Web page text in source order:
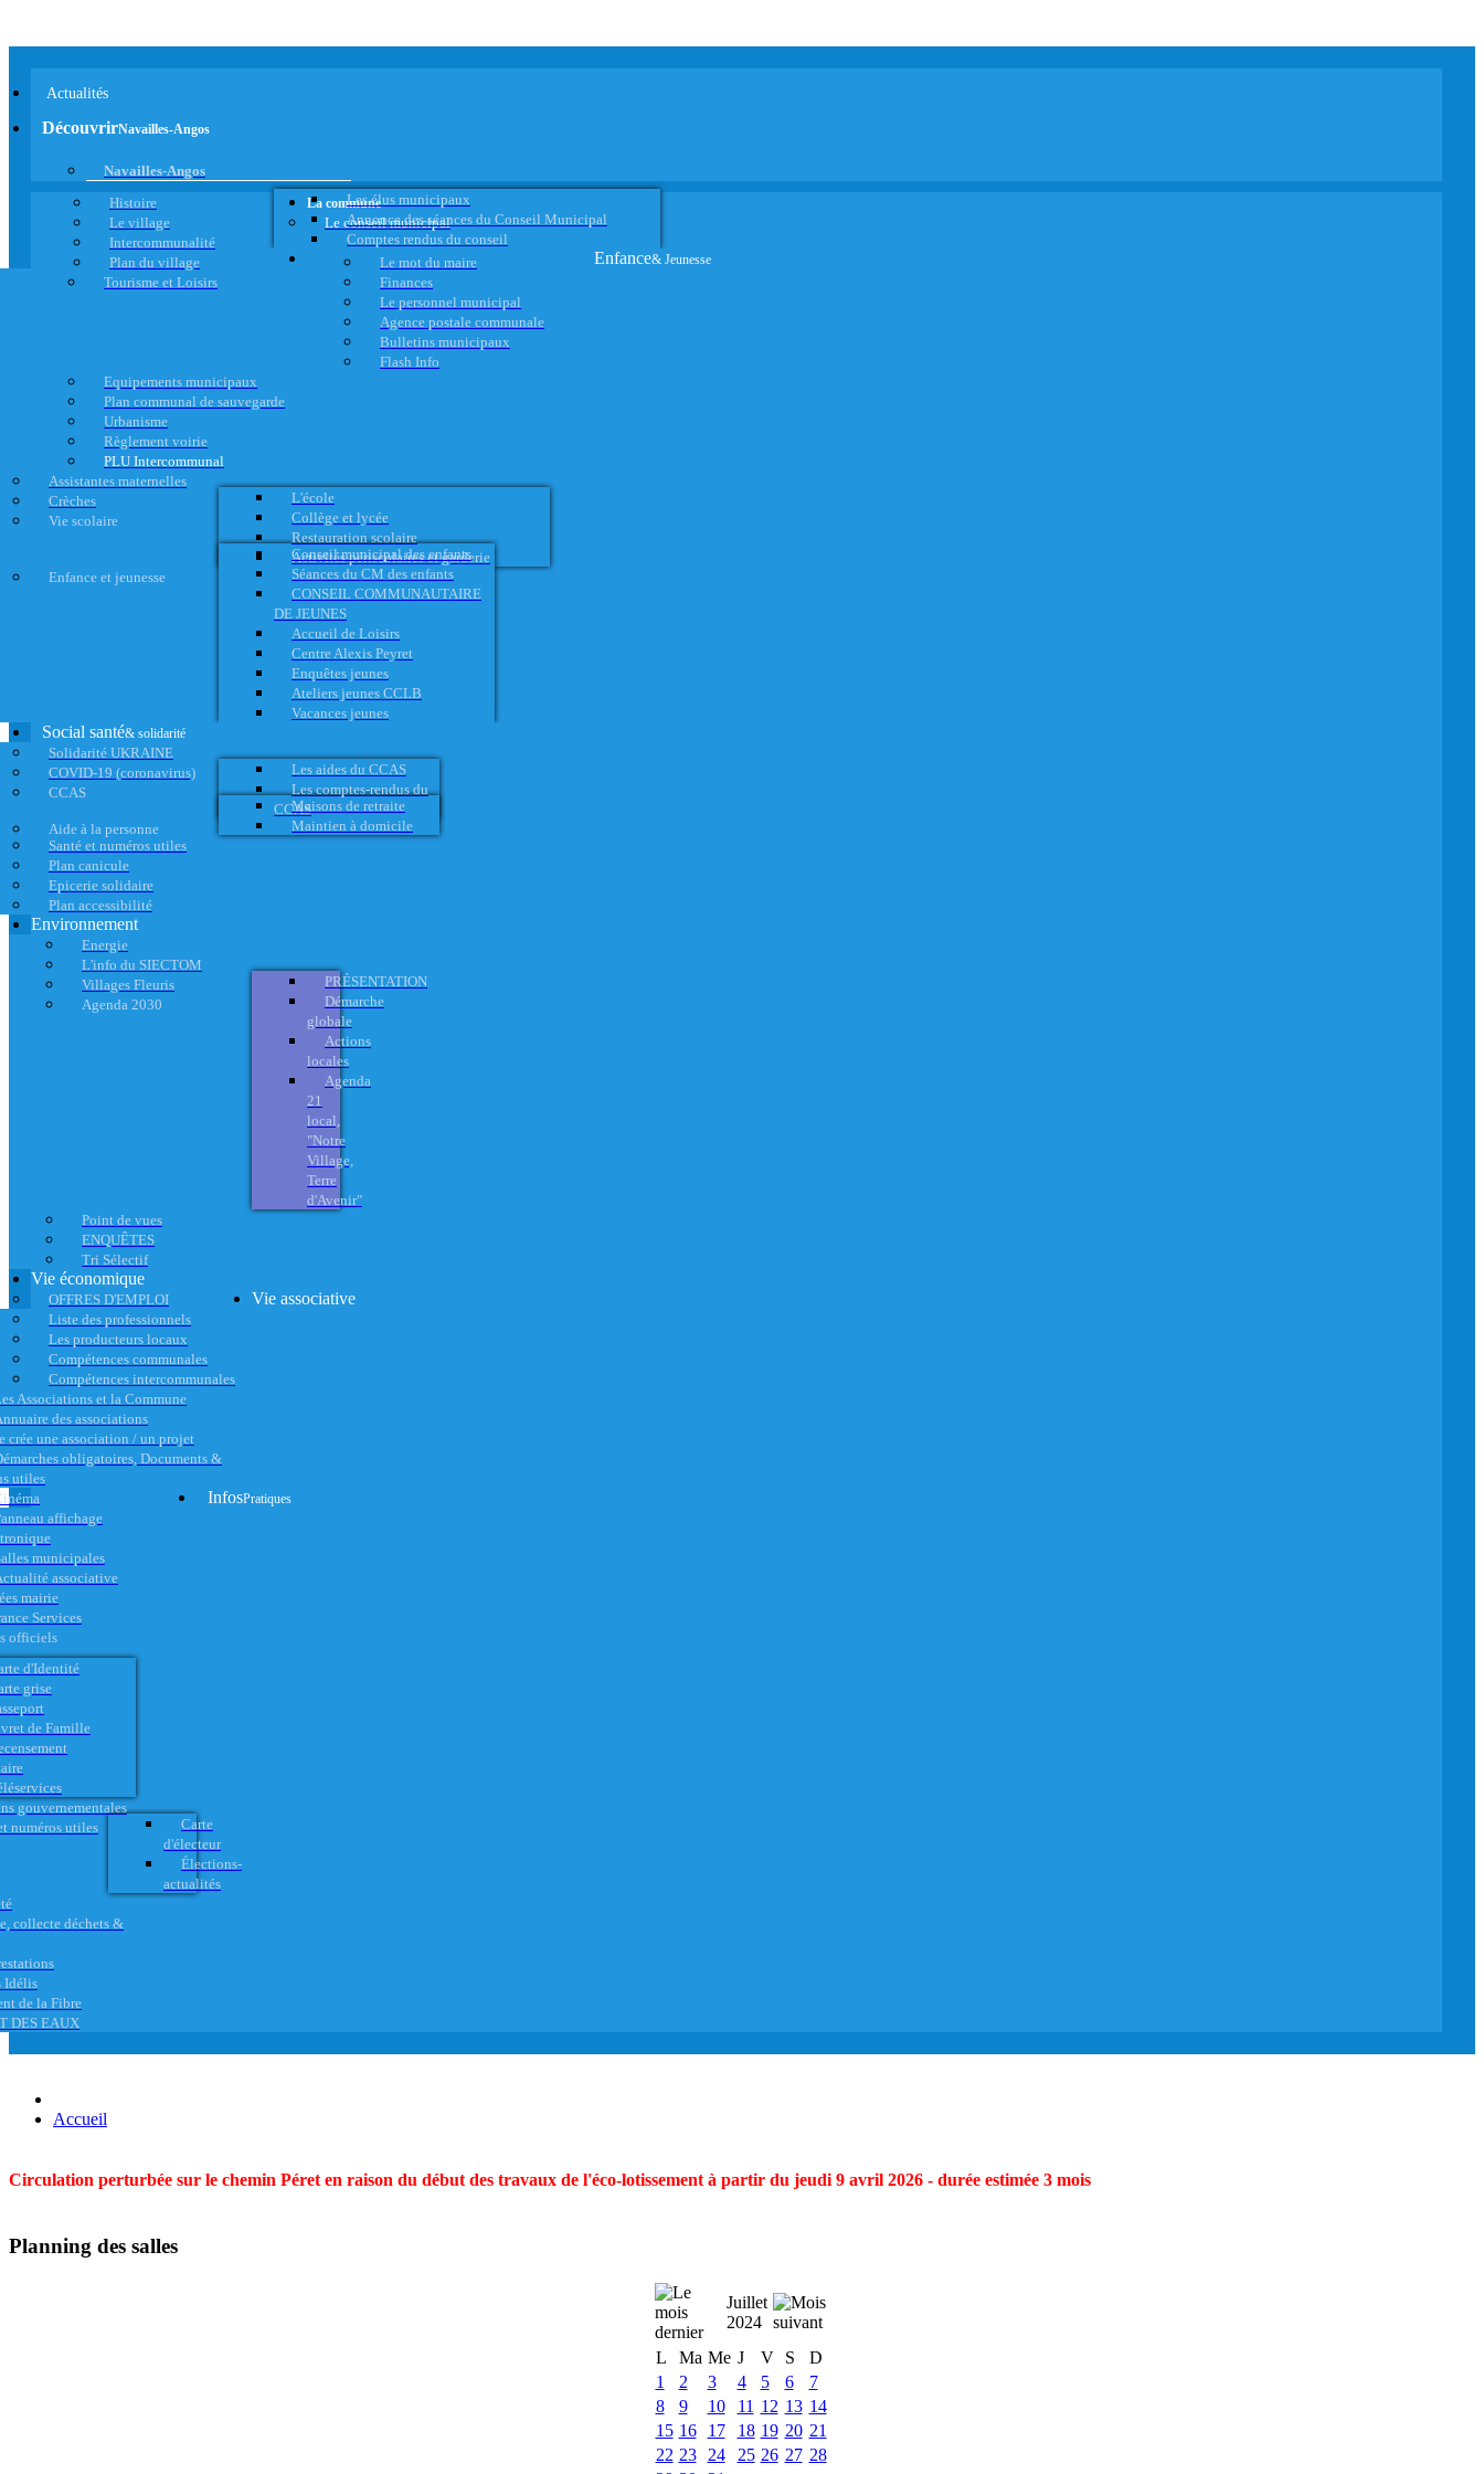
Actualités
DécouvrirNavailles-Angos
Navailles-Angos
Histoire
Le village
Intercommunalité
Plan du village
Tourisme et Loisirs
La commune
Le conseil municipal
Les élus municipaux
Annonce des séances du Conseil Municipal
Comptes rendus du conseil
Le mot du maire
Finances
Le personnel municipal
Agence postale communale
Bulletins municipaux
Flash Info
Equipements municipaux
Plan communal de sauvegarde
Urbanisme
Règlement voirie
PLU Intercommunal
Enfance& Jeunesse
Assistantes maternelles
Crèches
Vie scolaire
L'école
Collège et lycée
Restauration scolaire
Activités périscolaires et garderie
Enfance et jeunesse
Conseil municipal des enfants
Séances du CM des enfants
CONSEIL COMMUNAUTAIRE
DE JEUNES
Accueil de Loisirs
Centre Alexis Peyret
Enquêtes jeunes
Ateliers jeunes CCLB
Vacances jeunes
Social santé& solidarité
Solidarité UKRAINE
COVID-19 (coronavirus)
CCAS
Les aides du CCAS
Les comptes-rendus du
CCAS
Aide à la personne
Maisons de retraite
Maintien à domicile
Santé et numéros utiles
Plan canicule
Epicerie solidaire
Plan accessibilité
Environnement
Energie
L'info du SIECTOM
Villages Fleuris
Agenda 2030
PRÉSENTATION
Démarche
globale
Actions
locales
Agenda
21
local,
"Notre
Village,
Terre
d'Avenir"
Point de vues
ENQUÊTES
Tri Sélectif
Vie économique
OFFRES D'EMPLOI
Liste des professionnels
Les producteurs locaux
Compétences communales
Compétences intercommunales
Vie associative
Associations et la Commune
des associations
crée une association / un projet
obligatoires, Documents &
utiles
affichage
municipales
associative
InfosPratiques
mairie
Services
officiels
d'Identité
grise
de Famille
gouvernementales
numéros utiles
Carte
d'électeur
Élections-
actualités
collecte déchets &
Idélis
de la Fibre
DES EAUX
Accueil
Circulation perturbée sur le chemin Péret en raison du début des travaux de l'éco-lotissement à partir du jeudi 9 avril 2026 - durée estimée 3 mois
Planning des salles
Juillet
2024
L
Ma Me J V S
D
1
2 3 4 5 6
7
8
9 10 11 12 13 14
15 16 17 18 19 20 21
22 23 24 25 26 27 28